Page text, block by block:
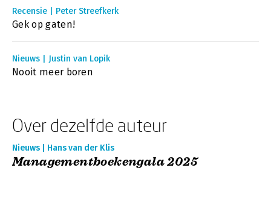
Recensie | Peter Streefkerk
Gek op gaten!
Nieuws | Justin van Lopik
Nooit meer boren
Over dezelfde auteur
Nieuws | Hans van der Klis
Managementboekengala 2025